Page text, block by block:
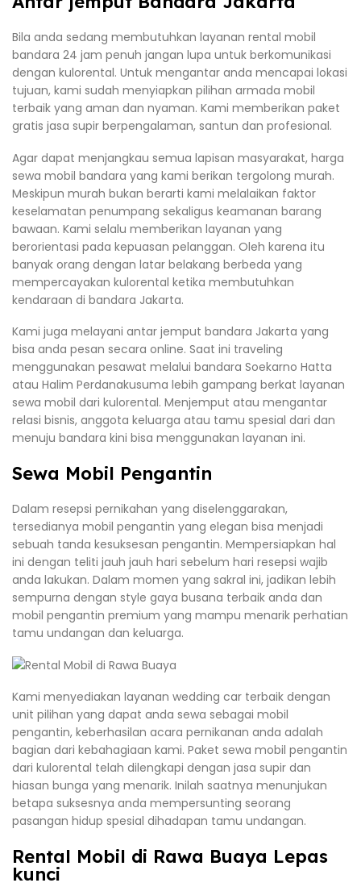
Bila anda sedang membutuhkan layanan rental mobil
bandara 24 jam penuh jangan lupa untuk berkomunikasi
dengan kulorental. Untuk mengantar anda mencapai lokasi
tujuan, kami sudah menyiapkan pilihan armada mobil
terbaik yang aman dan nyaman. Kami memberikan paket
gratis jasa supir berpengalaman, santun dan profesional.
Agar dapat menjangkau semua lapisan masyarakat, harga
sewa mobil bandara yang kami berikan tergolong murah.
Meskipun murah bukan berarti kami melalaikan faktor
keselamatan penumpang sekaligus keamanan barang
bawaan. Kami selalu memberikan layanan yang
berorientasi pada kepuasan pelanggan. Oleh karena itu
banyak orang dengan latar belakang berbeda yang
mempercayakan kulorental ketika membutuhkan
kendaraan di bandara Jakarta.
Kami juga melayani antar jemput bandara Jakarta yang
bisa anda pesan secara online. Saat ini traveling
menggunakan pesawat melalui bandara Soekarno Hatta
atau Halim Perdanakusuma lebih gampang berkat layanan
sewa mobil dari kulorental. Menjemput atau mengantar
relasi bisnis, anggota keluarga atau tamu spesial dari dan
menuju bandara kini bisa menggunakan layanan ini.
Sewa Mobil Pengantin
Dalam resepsi pernikahan yang diselenggarakan,
tersedianya mobil pengantin yang elegan bisa menjadi
sebuah tanda kesuksesan pengantin. Mempersiapkan hal
ini dengan teliti jauh jauh hari sebelum hari resepsi wajib
anda lakukan. Dalam momen yang sakral ini, jadikan lebih
sempurna dengan style gaya busana terbaik anda dan
mobil pengantin premium yang mampu menarik perhatian
tamu undangan dan keluarga.
Kami menyediakan layanan wedding car terbaik dengan
unit pilihan yang dapat anda sewa sebagai mobil
pengantin, keberhasilan acara pernikanan anda adalah
bagian dari kebahagiaan kami. Paket sewa mobil pengantin
dari kulorental telah dilengkapi dengan jasa supir dan
hiasan bunga yang menarik. Inilah saatnya menunjukan
betapa suksesnya anda mempersunting seorang
pasangan hidup spesial dihadapan tamu undangan.
Rental Mobil di Rawa Buaya Lepas
kunci